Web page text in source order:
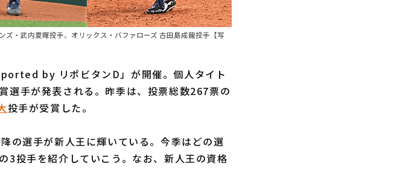
・武内夏暉投手、オリックス・バファローズ 古田島成龍投手【写
by リポビタンD」が開催。個人タイト
選手が発表される。昨季は、投票総数267票の
投手が受賞した。
の選手が新人王に輝いている。今季はどの選
3投手を紹介していこう。なお、新人王の資格